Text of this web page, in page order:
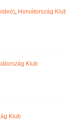
, Horvátország
Klub
Klub